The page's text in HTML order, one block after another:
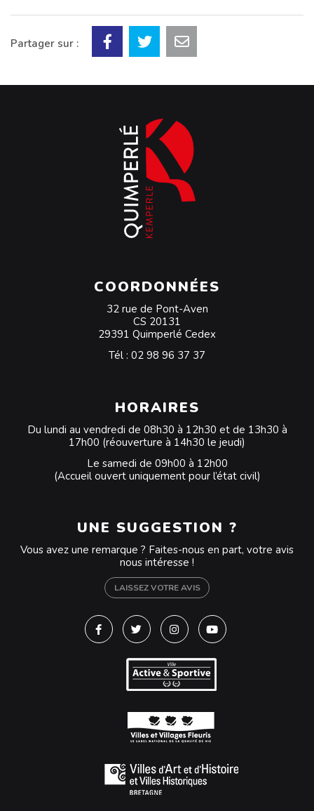
Partager sur :
COORDONNÉES
32 rue de Pont-Aven
CS 20131
29391 Quimperlé Cedex
Tél : 02 98 96 37 37
HORAIRES
Du lundi au vendredi de 08h30 à 12h30 et de 13h30 à
17h00 (réouverture à 14h30 le jeudi)
Le samedi de 09h00 à 12h00
(Accueil ouvert uniquement pour l’état civil)
UNE SUGGESTION ?
Vous avez une remarque ? Faites-nous en part, votre avis
nous intéresse !
LAISSEZ VOTRE AVIS
Lien vers le compte Facebook
Lien vers le compte Twitter
Lien vers le compte
Lien vers la chaîne